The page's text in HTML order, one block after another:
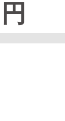
ファッション
円